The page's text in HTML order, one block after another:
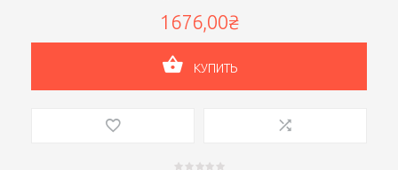
1676,00₴
КУПИТЬ